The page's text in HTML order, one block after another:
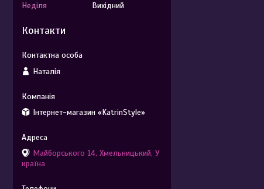
Неділя
Вихідний
Контакти
Наталія
Інтернет-магазин «KatrinStyle»
Майборського 14, Хмельницький, У
країна